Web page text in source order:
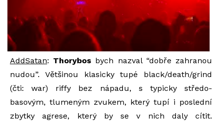
AddSatan: Thorybos bych nazval “dobře zahranou
nudou”. Většinou klasicky tupé black/death/grind
(čti: war) riffy bez nápadu, s typicky středo-
basovým, tlumeným zvukem, který tupí i poslední
zbytky agrese, který by se v nich daly cítit.